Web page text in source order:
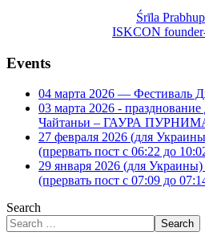
Śrīla
ISKCON
Events
04 марта 2026 — Фестиваль
03 марта 2026 -
Чайтаньи – ГАУРА
27 февраля 2026 (для
(прервать пост с 06:22 до
29 января 2026 (для
(прервать пост с 07:09 до
Search
Search